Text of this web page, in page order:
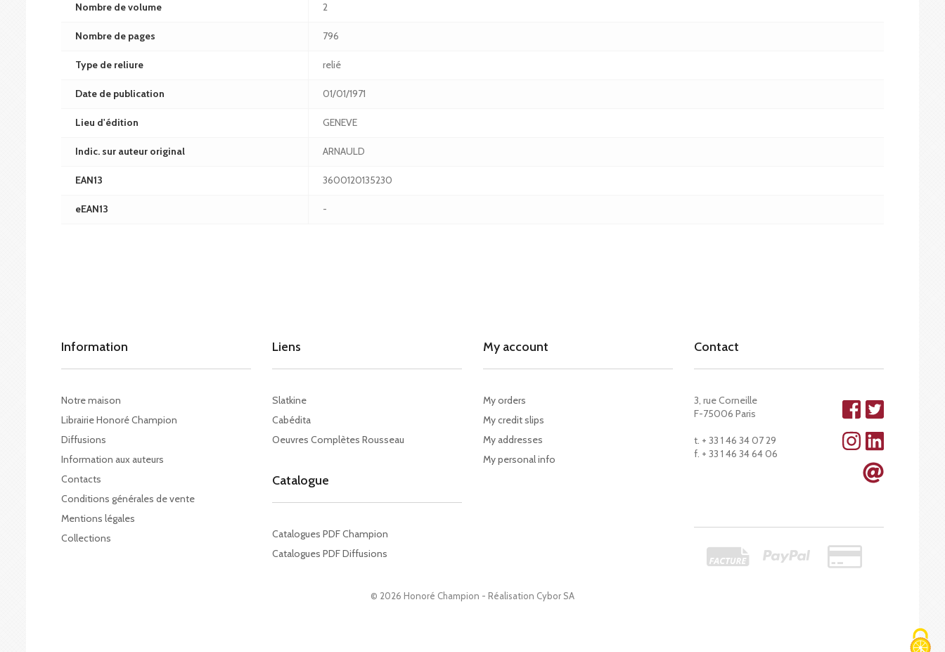
Nombre de volume 2
Nombre de pages 796
Type de reliure relié
Date de publication 01/01/1971
Lieu d'édition GENEVE
Indic. sur auteur original ARNAULD
EAN13 3600120135230
eEAN13 -
Information
Notre maison
Librairie Honoré Champion
Diffusions
Information aux auteurs
Contacts
Conditions générales de vente
Mentions légales
Collections
© 2026 Honoré Champion - Réalisation Cybor SA
Liens
Slatkine
Cabédita
Oeuvres Complètes Rousseau
Catalogue
Catalogues PDF Champion
Catalogues PDF Diffusions
My account
My orders
My credit slips
My addresses
My personal info
Contact
3, rue Corneille
F-75006 Paris
t. + 33 1 46 34 07 29
f. + 33 1 46 34 64 06